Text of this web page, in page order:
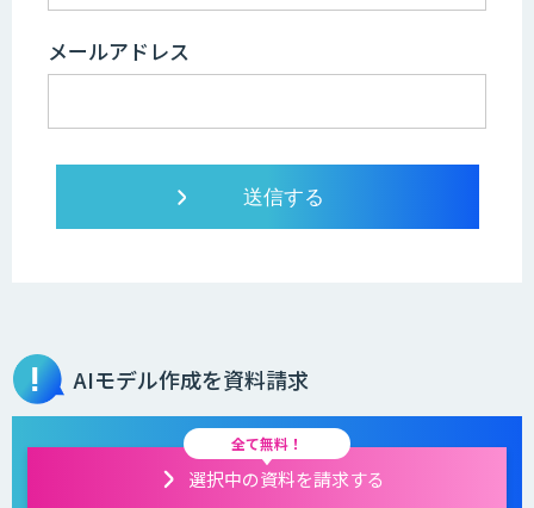
メールアドレス
AIモデル作成を資料請求
全て無料！
選択中の資料を請求する